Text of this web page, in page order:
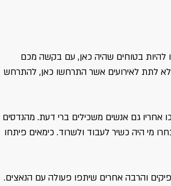
היה עוד בחיים, תוכלו להיות בטוחים שהיה כאן, עם בקשה מכם
לתת לאירועים אשר התרחשו כאן, להתרחש
גם אנשים משכילים ברי דעת. מהנדסים
מי היה כשיר לעבוד ולשרוד. כימאים פיתחו
מפיקים והרבה אחרים שיתפו פעולה עם הנאצים.